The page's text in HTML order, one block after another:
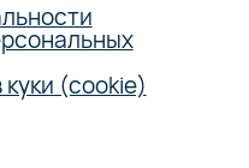
(cookie)